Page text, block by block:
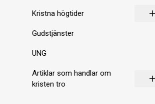
Kristna högtider
Gudstjänster
UNG
Artiklar som handlar om
kristen tro